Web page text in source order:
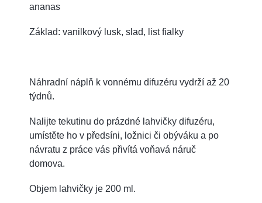
ananas
Základ: vanilkový lusk, slad, list fialky
Náhradní náplň k vonnému difuzéru vydrží až 20
týdnů.
Nalijte tekutinu do prázdné lahvičky difuzéru,
umístěte ho v předsíni, ložnici či obýváku a po
návratu z práce vás přivítá voňavá náruč
domova.
Objem lahvičky je 200 ml.